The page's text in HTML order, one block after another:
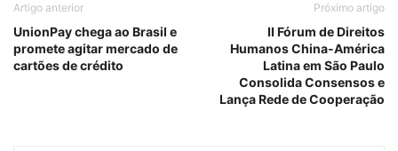
Artigo anterior
UnionPay chega ao Brasil e
promete agitar mercado de
cartões de crédito
Próximo artigo
II Fórum de Direitos
Humanos China-América
Latina em São Paulo
Consolida Consensos e
Lança Rede de Cooperação